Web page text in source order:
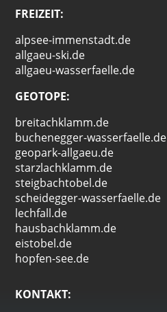
FREIZEIT:
alpsee-immenstadt.de
allgaeu-ski.de
allgaeu-wasserfaelle.de
GEOTOPE:
breitachklamm.de
buchenegger-wasserfaelle.de
geopark-allgaeu.de
starzlachklamm.de
steigbachtobel.de
scheidegger-wasserfaelle.de
lechfall.de
hausbachklamm.de
eistobel.de
hopfen-see.de
KONTAKT: